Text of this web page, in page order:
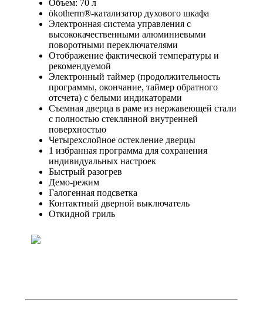
Объем: 70 л
ökotherm®-катализатор духового шкафа
Электронная система управления с
высококачественными алюминиевыми
поворотными переключателями
Отображение фактической температуры и
рекомендуемой
Электронный таймер (продолжительность
программы, окончание, таймер обратного
отсчета) с белыми индикаторами
Съемная дверца в раме из нержавеющей стали
с полностью стеклянной внутренней
поверхностью
Четырехслойное остекление дверцы
1 избранная программа для сохранения
индивидуальных настроек
Быстрый разогрев
Демо-режим
Галогенная подсветка
Контактный дверной выключатель
Откидной гриль